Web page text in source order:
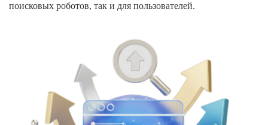
поисковых роботов, так и для пользователей.